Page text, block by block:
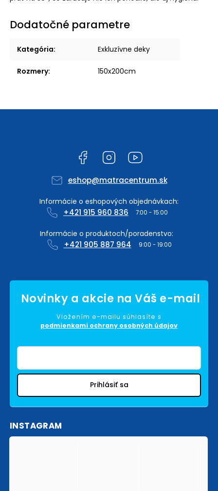
Dodatočné parametre
Kategória: Exkluzívne deky
Rozmery: 150x200cm
Facebook Instagram
eshop@matracentrum.sk
+421 915 960 836
+421 905 887 964
Vložením e-mailu súhlasíte s
podmienkami ochrany osobných údajov
Prihlásiť sa
INSTAGRAM